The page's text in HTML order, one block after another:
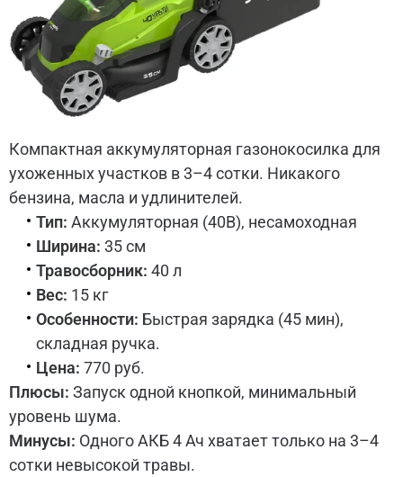
Компактная аккумуляторная газонокосилка для
ухоженных участков в 3–4 сотки. Никакого
бензина, масла и удлинителей.
Тип: Аккумуляторная (40В), несамоходная
Ширина: 35 см
Травосборник: 40 л
Вес: 15 кг
Особенности: Быстрая зарядка (45 мин),
складная ручка.
Цена: 770 руб.
Плюсы: Запуск одной кнопкой, минимальный
уровень шума.
Минусы: Одного АКБ 4 Ач хватает только на 3–4
сотки невысокой травы.